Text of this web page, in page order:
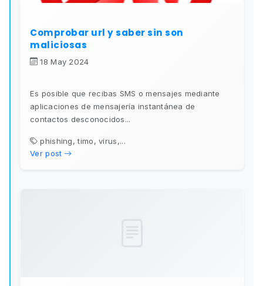
Comprobar url y saber sin son
maliciosas
18 May 2024
Es posible que recibas SMS o mensajes mediante
aplicaciones de mensajería instantánea de
contactos desconocidos...
phishing, timo, virus,...
Ver post